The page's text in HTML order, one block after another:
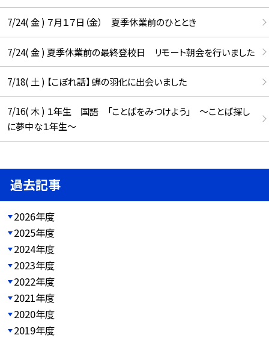
7/24( 金 ) ７月１７日（金） 夏季休業前のひととき
7/24( 金 ) 夏季休業前の最終登校日 リモート朝会を行いました
7/18( 土 ) 【こぼれ話】 蝉の羽化に出会いました
7/16( 木 ) １年生 国語 「ことばをみつけよう」 ～ことば探し
に夢中な１年生～
過去記事
2026年度
2025年度
2024年度
2023年度
2022年度
2021年度
2020年度
2019年度